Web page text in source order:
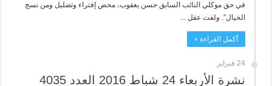
في حق موكلي النائب السابق حسن يعقوب، محض إفتراء وتضليل ومن نسج
الخيال”. ولفت عقل ...
أكمل القراءة »
24 فبراير
نشرة الأربعاء 24 شباط 2016 العدد 4035